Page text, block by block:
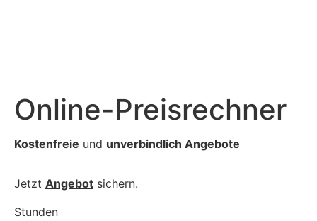
Online-Preisrechner
Kostenfreie und unverbindlich Angebote
Jetzt Angebot sichern.
Stunden